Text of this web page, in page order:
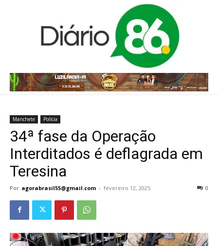
Manchete Polícia
34ª fase da Operação
Interditados é deflagrada em
Teresina
Por agorabrasil55@gmail.com - fevereiro 12, 2025 0